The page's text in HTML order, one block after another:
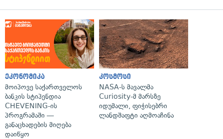
ეკონომიკა
მოიპოვე საქართველოს
ბანკის სტიპენდია
CHEVENING-ის
პროგრამაში —
განაცხადების მიღება
დაიწყო
კოსმოსი
NASA-ს მავალმა
Curiosity-მ მარსზე
იდუმალი, ფიჭისებრი
ლანდშაფტი აღმოაჩინა